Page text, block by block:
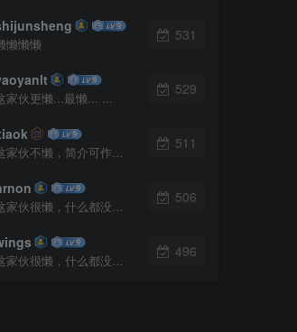
懒懒懒
531
家伙更懒...最懒... ...
529
这家伙不懒，简介可作证！
511
这家伙很懒，什么都没有写...
506
这家伙很懒，什么都没有写...
496